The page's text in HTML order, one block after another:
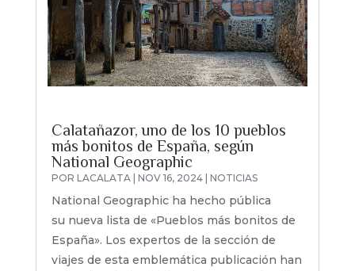
Calatañazor, uno de los 10 pueblos
más bonitos de España, según
National Geographic
POR LACALATA NOV 16, 2024| NOTICIAS
National Geographic ha hecho pública
su nueva lista de «Pueblos más bonitos de
España». Los expertos de la sección de
viajes de esta emblemática publicación han